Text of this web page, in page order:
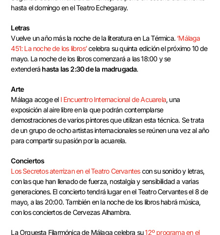
hasta el domingo en el Teatro Echegaray.
Letras
Vuelve un año más la noche de la literatura en La Térmica. ‘Málaga
451: La noche de los libros’celebra su quinta edición el próximo 10 de
mayo. La noche de los libros comenzará a las 18:00 y se
extenderá hasta las 2:30 de la madrugada.
Arte
Málaga acoge el I Encuentro Internacional de Acuarela, una
exposición al aire libre en la que podrán contemplarse
demostraciones de varios pintores que utilizan esta técnica. Se trata
de un grupo de ocho artistas internacionales se reúnen una vez al año
para compartir su pasión por la acuarela.
Conciertos
Los Secretos aterrizan en el Teatro Cervantescon su sonido y letras,
con las que han llenado de fuerza, nostalgia y sensibilidad a varias
generaciones. El concierto tendrá lugar en el Teatro Cervantes el 8 de
mayo, a las 20:00. También en la noche de los libros habrá música,
con los conciertos de Cervezas Alhambra.
La Orquesta Filarmónica de Málaga celebra su12º programa en el